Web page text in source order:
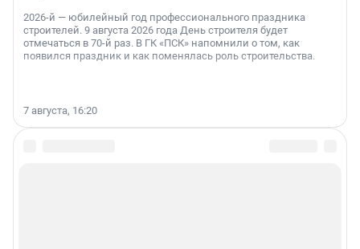
2026-й — юбилейный год профессионального праздника
строителей. 9 августа 2026 года День строителя будет
отмечаться в 70-й раз. В ГК «ПСК» напомнили о том, как
появился праздник и как поменялась роль строительства.
7 августа, 16:20